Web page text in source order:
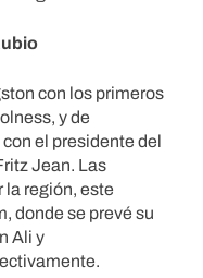
con los primeros
y de
el presidente del
Jean. Las
la región, este
donde se prevé su
Ali y